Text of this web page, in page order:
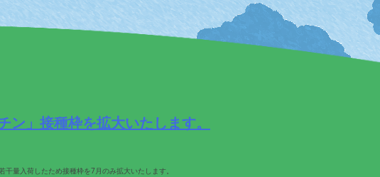
」接種枠を拡大いたします。
量入荷したため接種枠を7月のみ拡大いたします。